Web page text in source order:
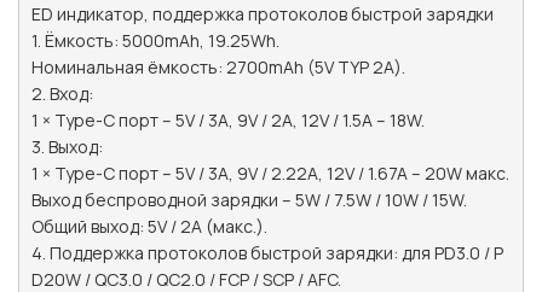
ED индикатор, поддержка протоколов быстрой зарядки
1. Ёмкость: 5000mAh, 19.25Wh.
Номинальная ёмкость: 2700mAh (5V TYP 2A).
2. Вход:
1 × Type-C порт – 5V / 3A, 9V / 2A, 12V / 1.5A – 18W.
3. Выход:
1 × Type-C порт – 5V / 3A, 9V / 2.22A, 12V / 1.67A – 20W макс.
Выход беспроводной зарядки – 5W / 7.5W / 10W / 15W.
Общий выход: 5V / 2A (макс.).
4. Поддержка протоколов быстрой зарядки: для PD3.0 / P
D20W / QC3.0 / QC2.0 / FCP / SCP / AFC.